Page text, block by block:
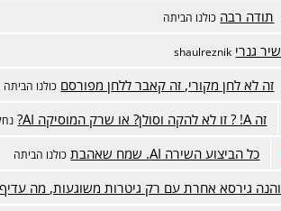
תודה רבה כולנו הביתה
שיר גנרי shaulreznik
זה לא לחן מקורי, זה קאבר ללחן מפורסם כולנו הביתה
זה A! ? זו לא להקה וסולן? או שרק המוסיקה AI?
כל הביצוע השירה AI. שמח שאהבת כולנו הביתה
והנה גירסא אחרת עם רק גיטרות משוגעות, מה